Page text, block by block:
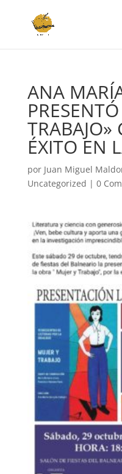
ANA
TRABAJO»
ÉXITO EN
por Juan Miguel
Uncategorized | 0